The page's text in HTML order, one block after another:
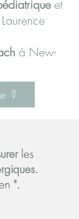
et
à New-
?
les
".